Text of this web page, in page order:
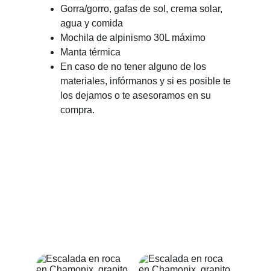
Gorra/gorro, gafas de sol, crema solar,
agua y comida
Mochila de alpinismo 30L máximo
Manta térmica
En caso de no tener alguno de los
materiales, infórmanos y si es posible te
los dejamos o te asesoramos en su
compra.